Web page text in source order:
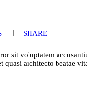
SHARE
sit voluptatem
quasi architecto beatae